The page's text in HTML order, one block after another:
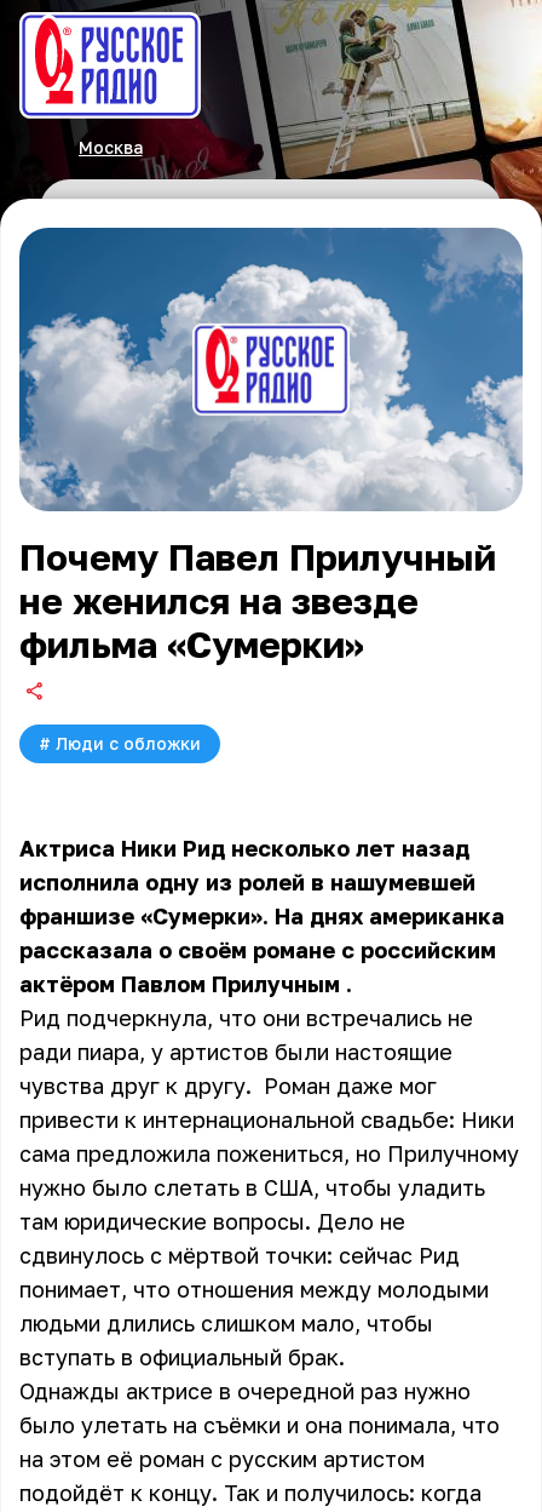
Москва
Почему Павел Прилучный
не женился на звезде
фильма «Сумерки»
# Люди с обложки
Актриса Ники Рид несколько лет назад
исполнила одну из ролей в нашумевшей
франшизе «Сумерки». На днях американка
рассказала о своём романе с российским
актёром Павлом Прилучным .
Рид подчеркнула, что они встречались не
ради пиара, у артистов были настоящие
чувства друг к другу. Роман даже мог
привести к интернациональной свадьбе: Ники
сама предложила пожениться, но Прилучному
нужно было слетать в США, чтобы уладить
там юридические вопросы. Дело не
сдвинулось с мёртвой точки: сейчас Рид
понимает, что отношения между молодыми
людьми длились слишком мало, чтобы
вступать в официальный брак.
Однажды актрисе в очередной раз нужно
было улетать на съёмки и она понимала, что
на этом её роман с русским артистом
подойдёт к концу. Так и получилось: когда